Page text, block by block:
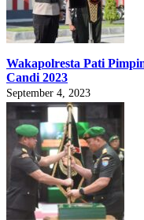
Wakapolresta Pati
Candi 2023
September 4, 2023